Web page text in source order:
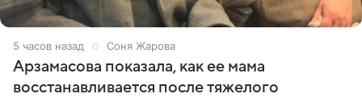
5 часов назад Соня Жарова
Арзамасова показала, как ее мама
восстанавливается после тяжелого